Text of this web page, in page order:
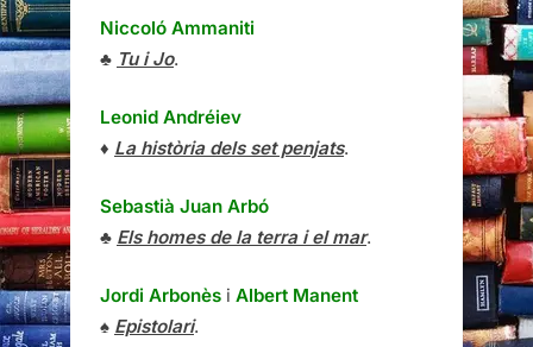
Niccoló Ammaniti
♣ Tu i Jo.
Leonid Andréiev
♦ La història dels set penjats.
Sebastià Juan Arbó
♣ Els homes de la terra i el mar.
Jordi Arbonès i Albert Manent
♠ Epistolari.